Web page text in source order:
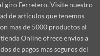
giro Ferretero. Visite nuestro
de artículos que tenemos
mas de 5000 productos al
Online ofrece envíos a
de pagos mas seguros del